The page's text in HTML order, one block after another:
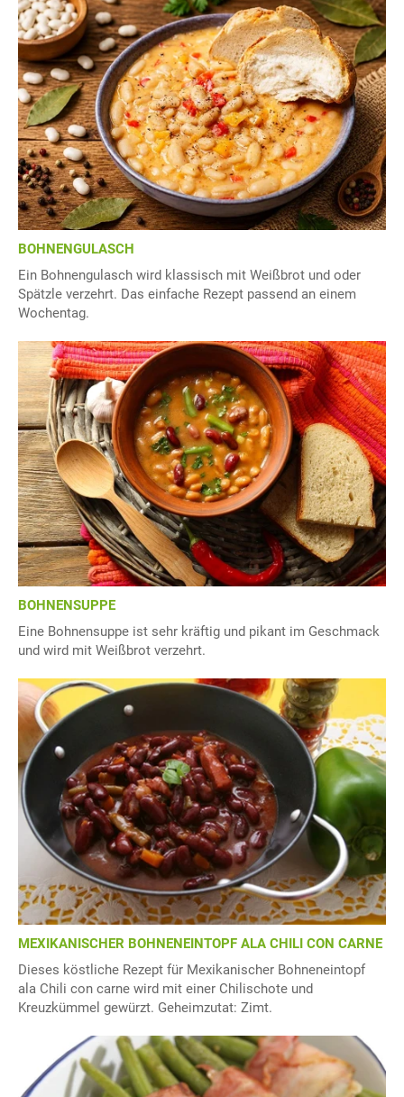
BOHNENGULASCH
Ein Bohnengulasch wird klassisch mit Weißbrot und oder
Spätzle verzehrt. Das einfache Rezept passend an einem
Wochentag.
BOHNENSUPPE
Eine Bohnensuppe ist sehr kräftig und pikant im Geschmack
und wird mit Weißbrot verzehrt.
MEXIKANISCHER BOHNENEINTOPF ALA CHILI CON CARNE
Dieses köstliche Rezept für Mexikanischer Bohneneintopf
ala Chili con carne wird mit einer Chilischote und
Kreuzkümmel gewürzt. Geheimzutat: Zimt.